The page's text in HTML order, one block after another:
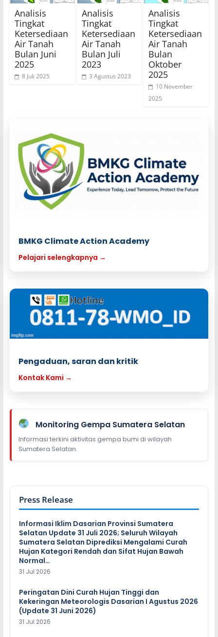
Analisis
Tingkat
Ketersediaan
Air Tanah
Bulan Juni
2025
8 Juli 2025
Analisis
Tingkat
Ketersediaan
Air Tanah
Bulan Juli
2023
3 Agustus 2023
Analisis
Tingkat
Ketersediaan
Air Tanah
Bulan
Oktober
2025
10 November
2025
BMKG Climate Action Academy
Pelajari selengkapnya →
Pengaduan, saran dan kritik
Kontak Kami →
Monitoring Gempa Sumatera Selatan
Informasi terkini aktivitas gempa bumi di wilayah
Sumatera Selatan.
Press Release
Informasi Iklim Dasarian Provinsi Sumatera
Selatan Update 31 Juli 2026; Seluruh Wilayah
Sumatera Selatan Diprediksi Mengalami Curah
Hujan Kategori Rendah dan Sifat Hujan Bawah
Normal…
31 Jul 2026
Peringatan Dini Curah Hujan Tinggi dan
Kekeringan Meteorologis Dasarian I Agustus 2026
(Update 31 Juni 2026)
31 Jul 2026